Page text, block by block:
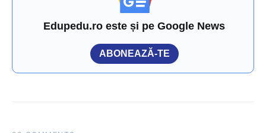
Edupedu.ro este și pe Google News
ABONEAZĂ-TE